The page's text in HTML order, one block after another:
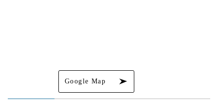
Google Map